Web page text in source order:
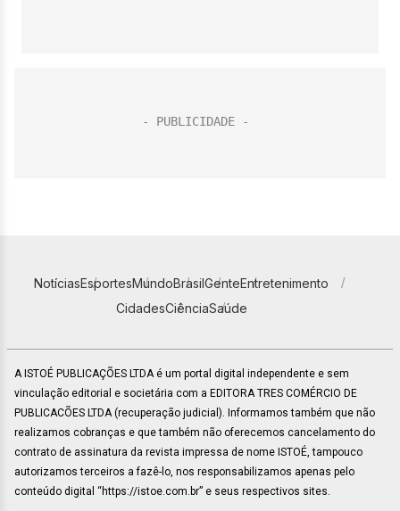
NotíciasEsportesMundoBrasilGenteEntretenimento
CidadesCiênciaSaúde
A ISTOÉ PUBLICAÇÕES LTDA é um portal digital independente e sem
vinculação editorial e societária com a EDITORA TRES COMÉRCIO DE
PUBLICACÕES LTDA (recuperação judicial). Informamos também que não
realizamos cobranças e que também não oferecemos cancelamento do
contrato de assinatura da revista impressa de nome ISTOÉ, tampouco
autorizamos terceiros a fazê-lo, nos responsabilizamos apenas pelo
conteúdo digital “https://istoe.com.br” e seus respectivos sites.